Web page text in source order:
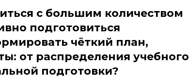
с большим количеством
подготовиться
чёткий план,
от распределения учебного
подготовки?